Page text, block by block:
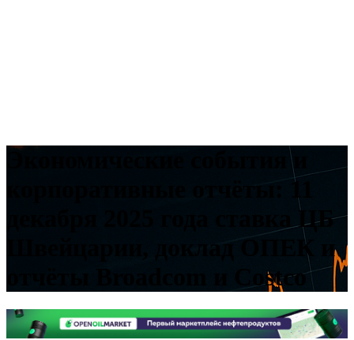
Экономические события и
корпоративные отчёты: 11
декабря 2025 года ставка ЦБ
Швейцарии, доклад ОПЕК и
отчёты Broadcom и Costco